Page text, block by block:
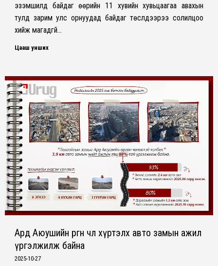
эзэмшилд байдаг өөрийн 11 хувийн хувьцаагаа авахын
тулд зарим улс орнуудад байдаг төслүүдээрээ солилцоо
хийж магадгүй…
Цааш унших
Ард Аюушийн өргөн чөлөө хүртэлх авто замын ажил
үргэлжилж байна
2025-10-27